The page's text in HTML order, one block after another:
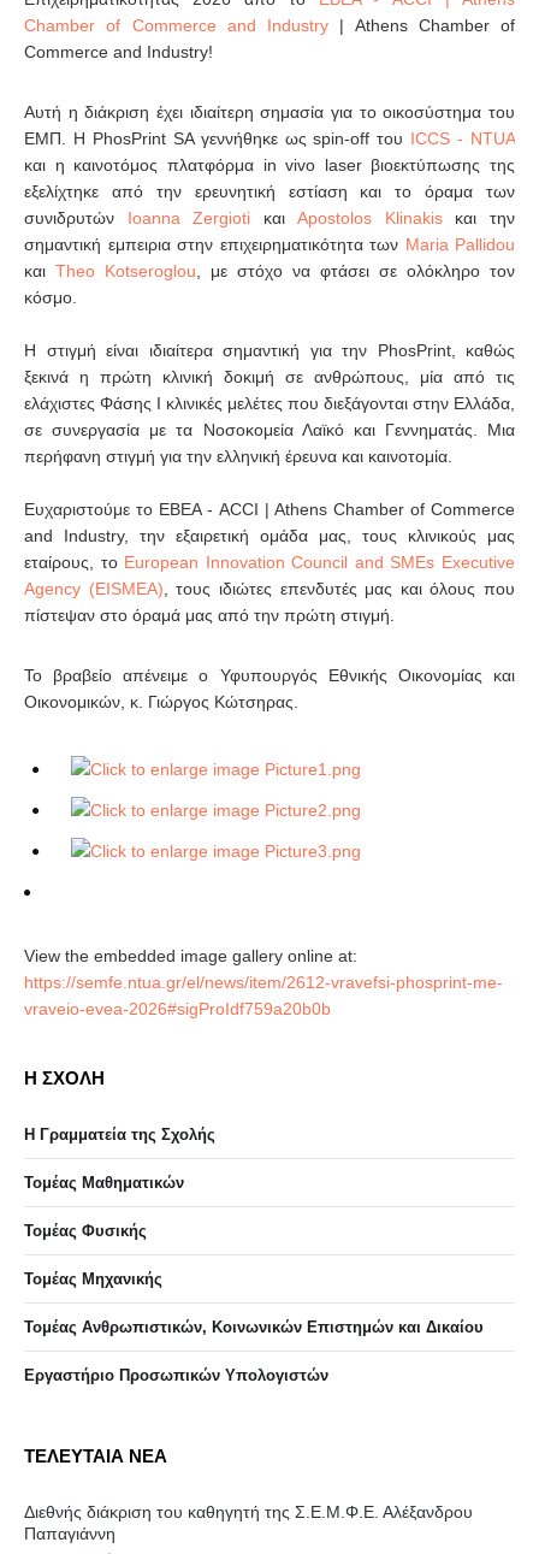
Chamber of Commerce and Industry | Athens Chamber of
Commerce and Industry!
Αυτή η διάκριση έχει ιδιαίτερη σημασία για το οικοσύστημα του
ΕΜΠ. H PhosPrint SA γεννήθηκε ως spin-off του ICCS - NTUA
και η καινοτόμος πλατφόρμα in vivo laser βιοεκτύπωσης της
εξελίχτηκε από την ερευνητική εστίαση και το όραμα των
συνιδρυτών Ioanna Zergioti καιApostolos Klinakisκαι την
σημαντική εμπειρια στην επιχειρηματικότητα των Maria Pallidou
και Theo Kotseroglou , με στόχο να φτάσει σε ολόκληρο τον
κόσμο.
Η στιγμή είναι ιδιαίτερα σημαντική για την PhosPrint, καθώς
ξεκινά η πρώτη κλινική δοκιμή σε ανθρώπους, μία από τις
ελάχιστες Φάσης Ι κλινικές μελέτες που διεξάγονται στην Ελλάδα,
σε συνεργασία με τα Νοσοκομεία Λαϊκό και Γεννηματάς. Μια
περήφανη στιγμή για την ελληνική έρευνα και καινοτομία.
Ευχαριστούμε το ΕΒΕΑ - ACCI | Athens Chamber of Commerce
and Industry, την εξαιρετική ομάδα μας, τους κλινικούς μας
εταίρους, τοEuropean Innovation Council and SMEs Executive
Agency (EISMEA) , τους ιδιώτες επενδυτές μας και όλους που
πίστεψαν στο όραμά μας από την πρώτη στιγμή.
Το βραβείο απένειμε ο Υφυπουργός Εθνικής Οικονομίας και
Οικονομικών, κ. Γιώργος Κώτσηρας.
View the embedded image gallery online at:
https://semfe.ntua.gr/el/news/item/2612-vravefsi-phosprint-me-
vraveio-evea-2026#sigProIdf759a20b0b
Η ΣΧΟΛΗ
Η Γραμματεία της Σχολής
Τομέας Μαθηματικών
Τομέας Φυσικής
Τομέας Μηχανικής
Τομέας Ανθρωπιστικών, Κοινωνικών Επιστημών και Δικαίου
Eργαστήριo Προσωπικών Υπολογιστών
ΤΕΛΕΥΤΑΙΑ ΝΕΑ
Διεθνής διάκριση του καθηγητή της Σ.Ε.Μ.Φ.Ε. Αλέξανδρου
Παπαγιάννη